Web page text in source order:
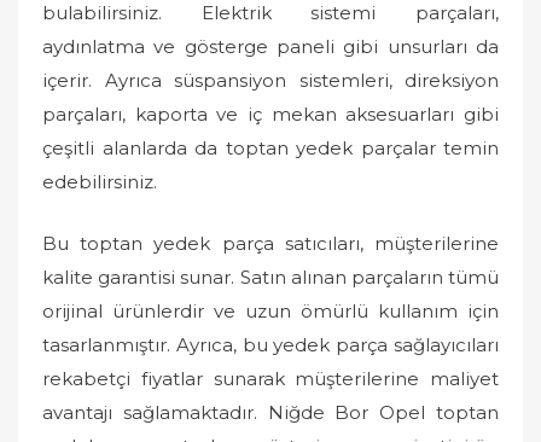
bulabilirsiniz. Elektrik sistemi parçaları,
aydınlatma ve gösterge paneli gibi unsurları da
içerir. Ayrıca süspansiyon sistemleri, direksiyon
parçaları, kaporta ve iç mekan aksesuarları gibi
çeşitli alanlarda da toptan yedek parçalar temin
edebilirsiniz.
Bu toptan yedek parça satıcıları, müşterilerine
kalite garantisi sunar. Satın alınan parçaların tümü
orijinal ürünlerdir ve uzun ömürlü kullanım için
tasarlanmıştır. Ayrıca, bu yedek parça sağlayıcıları
rekabetçi fiyatlar sunarak müşterilerine maliyet
avantajı sağlamaktadır. Niğde Bor Opel toptan